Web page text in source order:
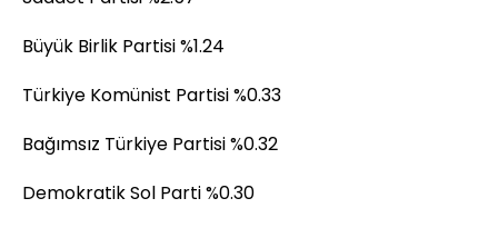
Büyük Birlik Partisi %1.24
Türkiye Komünist Partisi %0.33
Bağımsız Türkiye Partisi %0.32
Demokratik Sol Parti %0.30